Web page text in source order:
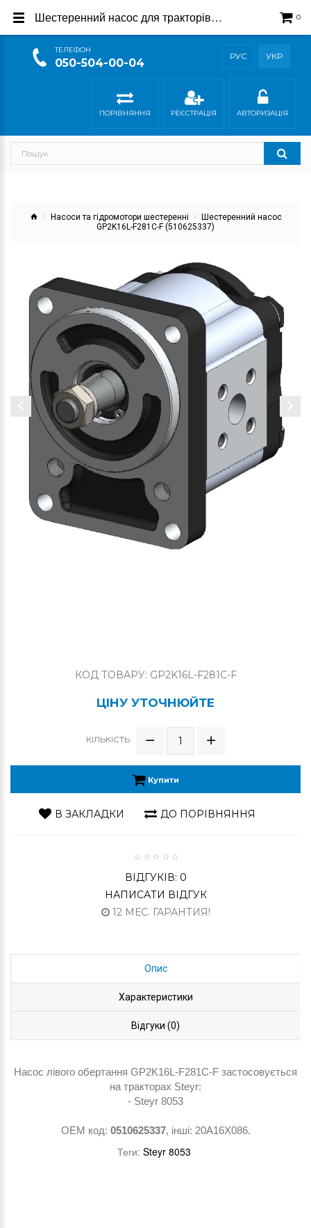
ТEЛЕФОН
050-504-00-04
РУС УКР
0
ПОРІВНЯННЯ РЕЄСТРАЦІЯ АВТОРИЗАЦІЯ
Насоси та гідромотори шестеренні
Шестеренний насос
GP2K16L-F281C-F (510625337)
КОД ТОВАРУ: GP2K16L-F281C-F
ЦІНУ УТОЧНЮЙТЕ
КІЛЬКІСТЬ
Купити
В ЗАКЛАДКИ ДО ПОРІВНЯННЯ
ВІДГУКІВ: 0
НАПИСАТИ ВІДГУК
12 МЕС. ГАРАНТИЯ!
Опис
Характеристики
Відгуки (0)
Насос лівого обертання GP2K16L-F281C-F застосовується
на тракторах Steyr:
- Steyr 8053
ОЕМ код: 0510625337, інші: 20A16X086.
Теги: Steyr 8053
Шестеренний насос для тракторів Steyr 510625337